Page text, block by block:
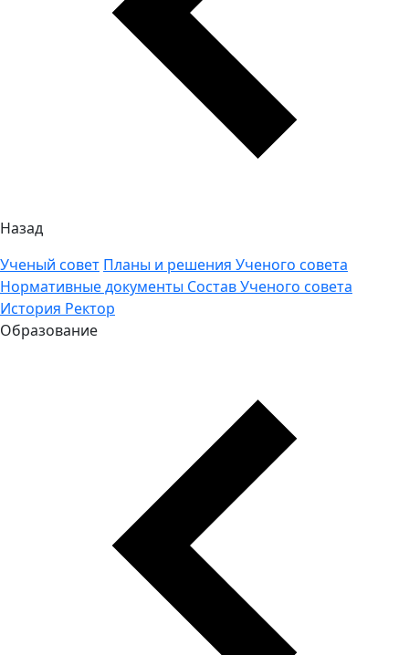
Назад
Ученый совет Планы и решения Ученого совета
Нормативные документы Состав Ученого совета
История Ректор
Образование